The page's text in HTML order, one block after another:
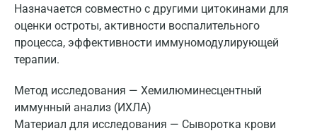
Назначается совместно с другими цитокинами для
оценки остроты, активности воспалительного
процесса, эффективности иммуномодулирующей
терапии.
Метод исследования — Xемилюминесцентный
иммунный анализ (ИХЛА)
Материал для исследования — Сыворотка крови